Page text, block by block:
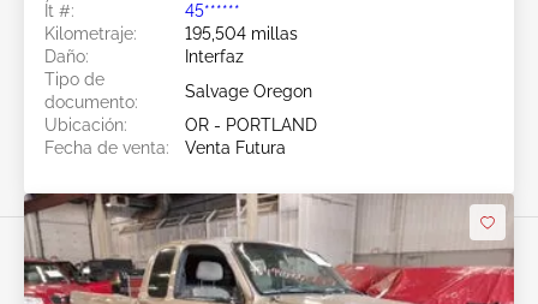
Ít #:
45******
Kilometraje:
195,504 millas
Daño:
Interfaz
Tipo de
documento:
Salvage Oregon
Ubicación:
OR - PORTLAND
Fecha de venta:
Venta Futura